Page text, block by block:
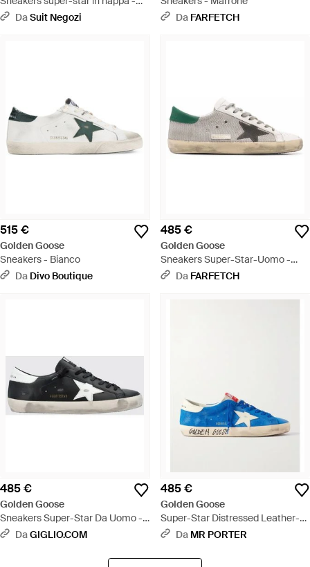
Bianco
DaSuit Negozi
Da FARFETCH
515 €
Golden Goose
Sneakers - Bianco
Da Divo Boutique
485 €
Golden Goose
Sneakers Super-Star-Uomo -
Metallizzato
Da FARFETCH
485 €
Golden Goose
Sneakers Super-Star Da Uomo -
Bianco
DaGIGLIO.COM
485 €
Golden Goose
Super-Star Distressed Leather-
Trimmed Suede Sneakers - Blu
Da MR PORTER